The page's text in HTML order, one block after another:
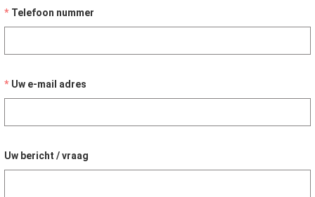
Telefoon nummer
Uw e-mail adres
Uw bericht / vraag